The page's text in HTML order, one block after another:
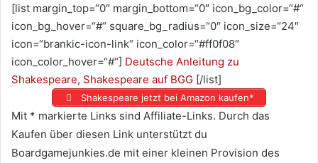
[list margin_top=“0″ margin_bottom=“0″ icon_bg_color=“#“
icon_bg_hover=“#“ square_bg_radius=“0″ icon_size=“24″
icon=“brankic-icon-link“ icon_color=“#ff0f08″
icon_color_hover=“#“] Deutsche Anleitung zu
Shakespeare, Shakespeare auf BGG [/list]
Shakespeare jetzt bei Amazon kaufen*
Mit * markierte Links sind Affiliate-Links. Durch das
Kaufen über diesen Link unterstützt du
Boardgamejunkies.de mit einer kleinen Provision des